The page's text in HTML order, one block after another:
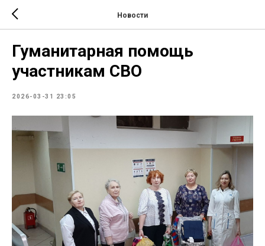
Новости
Гуманитарная помощь
участникам СВО
2026-03-31 23:05